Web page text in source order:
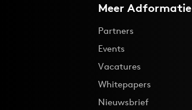
Meer Adformatie
Partners
Events
Vacatures
Whitepapers
Nieuwsbrief